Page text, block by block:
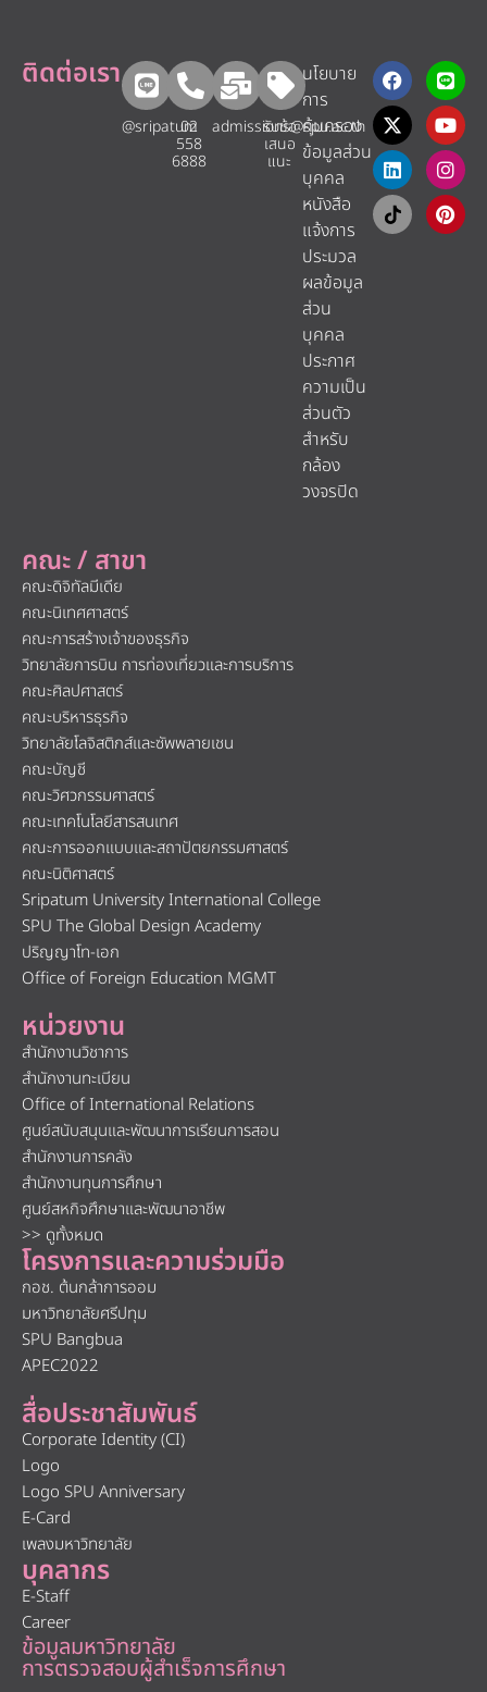
คณะ / สาขา
คณะดิจิทัลมีเดีย
คณะนิเทศศาสตร์
คณะการสร้างเจ้าของธุรกิจ
วิทยาลัยการบิน การท่องเที่ยวและการบริการ
คณะศิลปศาสตร์
คณะบริหารธุรกิจ
วิทยาลัยโลจิสติกส์และซัพพลายเชน
คณะบัญชี
คณะวิศวกรรมศาสตร์
คณะเทคโนโลยีสารสนเทศ
คณะการออกแบบและสถาปัตยกรรมศาสตร์
คณะนิติศาสตร์
Sripatum University International College
SPU The Global Design Academy
ปริญญาโท-เอก
Office of Foreign Education MGMT
หน่วยงาน
สำนักงานวิชาการ
สำนักงานทะเบียน
Office of International Relations
ศูนย์สนับสนุนและพัฒนาการเรียนการสอน
สำนักงานการคลัง
สำนักงานทุนการศึกษา
ศูนย์สหกิจศึกษาและพัฒนาอาชีพ
>> ดูทั้งหมด
โครงการและความร่วมมือ
กอช. ต้นกล้าการออม
มหาวิทยาลัยศรีปทุม
SPU Bangbua
APEC2022
สื่อประชาสัมพันธ์
Corporate Identity (CI)
Logo
Logo SPU Anniversary
E-Card
เพลงมหาวิทยาลัย
บุคลากร
E-Staff
Career
ข้อมูลมหาวิทยาลัย
การตรวจสอบผู้สำเร็จการศึกษา
ติดต่อเรา
@sripatum
02
558
6888
admissions@spu.ac.th
รับข้อ
เสนอ
แนะ​
นโยบาย
การ
คุ้มครอง
ข้อมูลส่วน
บุคคล
หนังสือ
แจ้งการ
ประมวล
ผลข้อมูล
ส่วน
บุคคล
ประกาศ
ความเป็น
ส่วนตัว
สำหรับ
กล้อง
วงจรปิด